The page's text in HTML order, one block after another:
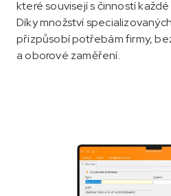
které souvisejí s činností každé
Díky množství
přizpůsobí potřebám firmy,
a oborové zaměření.